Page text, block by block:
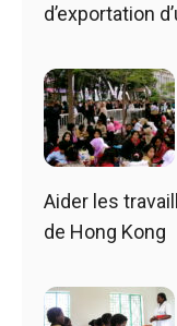
d’exportation
Aider les
de Hong Kong